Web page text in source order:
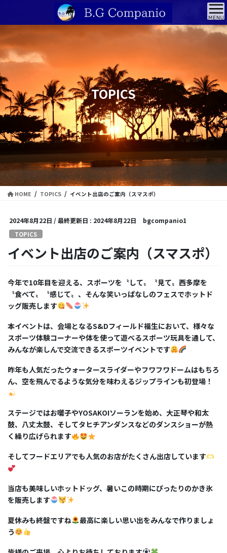
テ
ン
ツ
に
動
ゲ
ー
シ
ョ
に
移
動
TOPICS
HOME TOPICS イベント出店のご案内（スマスポ）
2024年8月22日 / 最終更新日 : 2024年8月22日 bgcompanio1
TOPICS
イベント出店のご案内（スマスポ）
今年で10年目を迎える、スポーツを〝して〟〝見て〟西多摩を
〝食べて〟〝感じて〟、そんな笑いっぱなしのフェスでホットド
ッグ販売します
本イベントは、会場となるS&Dフィールド福生において、様々な
スポーツ体験コーナーや体を使って遊べるスポーツ玩具を通して、
みんなが楽しんで交流できるスポーツイベントです
昨年も人気だったウォータースライダーやフワフワドームはもちろ
ん、空を飛んでるような気分を味わえるジップラインも初登場！
ステージではお囃子やYOSAKOIソーランを始め、大正琴や和太
鼓、八丈太鼓、そしてタヒチアンダンスなどのダンスショーが熱
く繰り広げられます
そしてフードエリアでも人気のお店がたくさん出店しています
当店も美味しいホットドッグ、暑いこの時期にぴったりのかき氷
を販売します
夏休みも終盤ですね
最高に楽しい思い出をみんなで作りましょ
う